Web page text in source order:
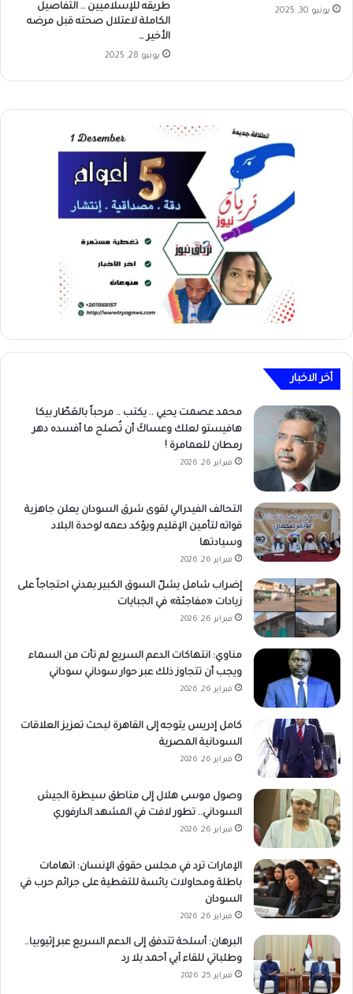
يونيو 30, 2025
طريقه للإسلاميين .. التفاصيل
الكاملة لاعتلال صحته قبل مرضه
الأخير …
يونيو 28, 2025
أخر الاخبار
محمد عصمت يحيي .. يكتب .. مرحباً بالعَطّار بيكا
هافيستو لعلك وعساكَ أن تُصلح ما أفسده دهر
رمطان للعمامرة !
فبراير 26, 2026
التحالف الفيدرالي لقوى شرق السودان يعلن جاهزية
قواته لتأمين الإقليم ويؤكد دعمه لوحدة البلاد
وسيادتها
فبراير 26, 2026
إضراب شامل يشلّ السوق الكبير بمدني احتجاجاً على
زيادات «مفاجئة» في الجبايات
فبراير 26, 2026
مناوي: انتهاكات الدعم السريع لم تأت من السماء
ويجب أن تتجاوز ذلك عبر حوار سوداني سوداني
فبراير 26, 2026
كامل إدريس يتوجه إلى القاهرة لبحث تعزيز العلاقات
السودانية المصرية
فبراير 26, 2026
وصول موسى هلال إلى مناطق سيطرة الجيش
السوداني.. تطور لافت في المشهد الدارفوري
فبراير 26, 2026
الإمارات ترد في مجلس حقوق الإنسان: اتهامات
باطلة ومحاولات يائسة للتغطية على جرائم حرب في
السودان
فبراير 26, 2026
البرهان: أسلحة تتدفق إلى الدعم السريع عبر إثيوبيا..
وطلباتي للقاء آبي أحمد بلا رد
فبراير 25, 2026